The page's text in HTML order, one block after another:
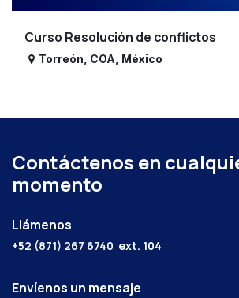
Curso Resolución de conflictos
Torreón COA México
Contáctenos en
momento
Llámenos
+52 (871) 267 6740 ext. 104
Envíenos un mensaje